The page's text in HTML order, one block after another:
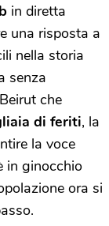
in diretta
una risposta a
nella storia
senza
che
di feriti, la
la voce
in ginocchio
ora si